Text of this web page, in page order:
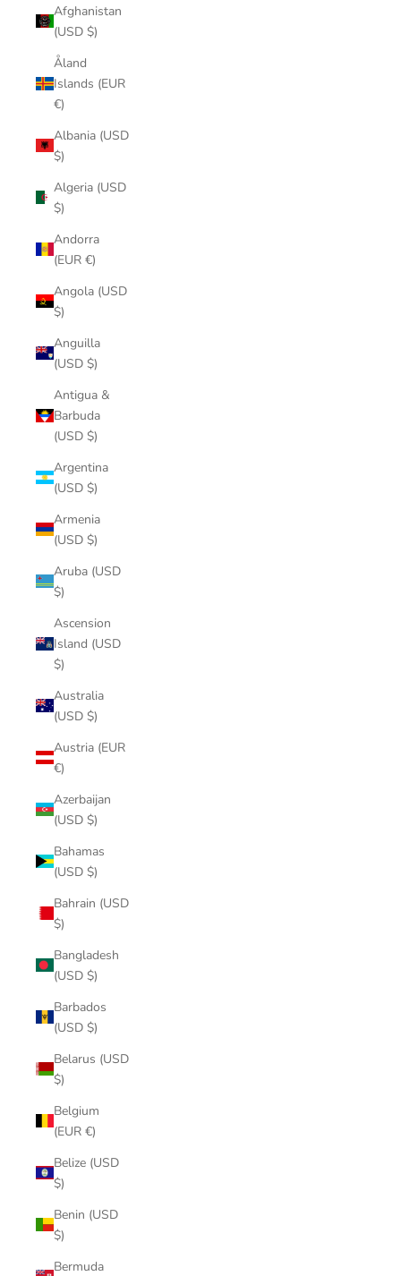
Afghanistan
(USD $)
Åland
Islands (EUR
€)
Albania (USD
$)
Algeria (USD
$)
Andorra
(EUR €)
Angola (USD
$)
Anguilla
(USD $)
Antigua &
Barbuda
(USD $)
Argentina
(USD $)
Armenia
(USD $)
Aruba (USD
$)
Ascension
Island (USD
$)
Australia
(USD $)
Austria (EUR
€)
Azerbaijan
(USD $)
Bahamas
(USD $)
Bahrain (USD
$)
Bangladesh
(USD $)
Barbados
(USD $)
Belarus (USD
$)
Belgium
(EUR €)
Belize (USD
$)
Benin (USD
$)
Bermuda